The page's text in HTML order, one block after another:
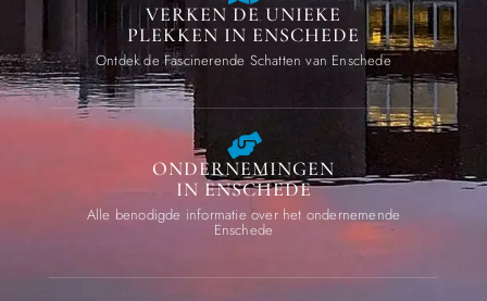
VERKEN DE UNIEKE
PLEKKEN IN ENSCHEDE
Ontdek de Fascinerende Schatten van Enschede
ONDERNEMINGEN
IN ENSCHEDE
Alle benodigde informatie over het ondernemende
Enschede